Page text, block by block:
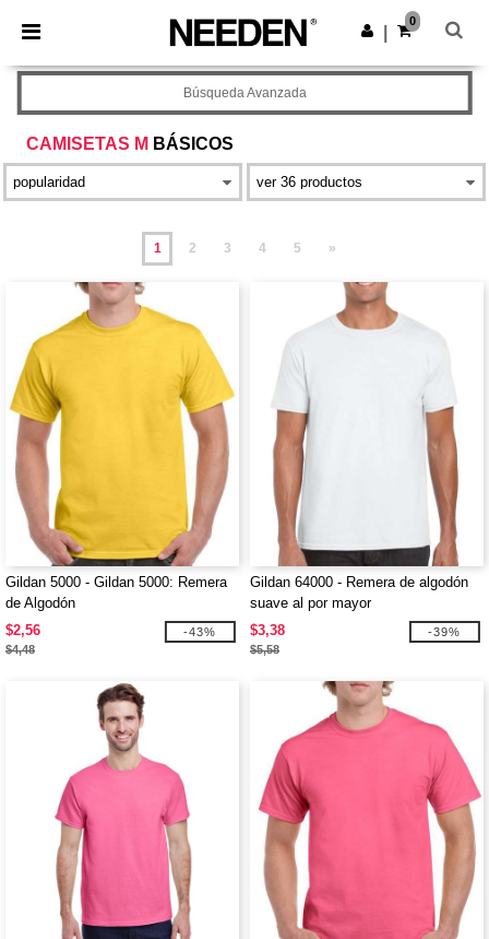
× App de Needen
¡Mejores precios en app!
Descargar app
0
CAMISETAS M BÁSICOS
Búsqueda Avanzada
1 2 3 4 5 »
Gildan 5000 - Gildan 5000: Remera
de Algodón
$2,56
$4,48
-43%
Gildan 64000 - Remera de algodón
suave al por mayor
$3,38
$5,58
-39%